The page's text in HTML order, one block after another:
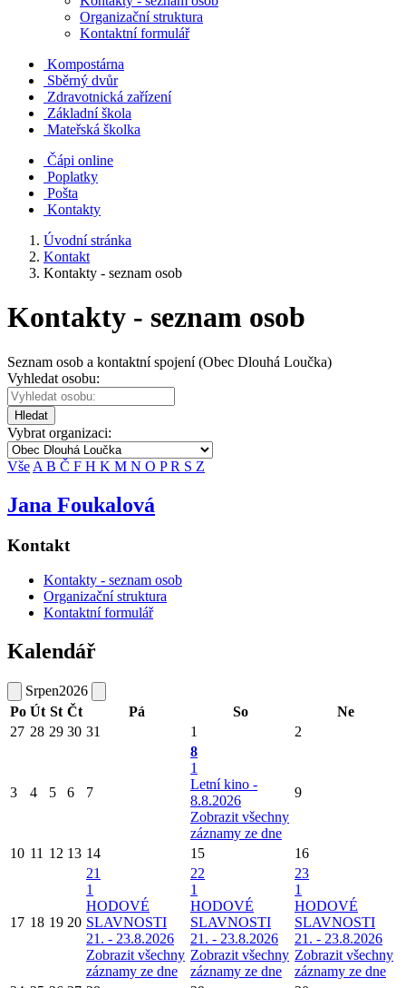
Organizační struktura
Kontaktní formulář
Kompostárna
Sběrný dvůr
Zdravotnická zařízení
Základní škola
Mateřská školka
Čápi online
Poplatky
Pošta
Kontakty
Úvodní stránka
Kontakt
Kontakty - seznam osob
Kontakty - seznam osob
Seznam osob a kontaktní spojení (Obec Dlouhá Loučka)
Vyhledat osobu:
Hledat
Vybrat organizaci:
Vše A B Č F H K M N O PR S Z
Jana Foukalová
Kontakt
Kontakty - seznam osob
Organizační struktura
Kontaktní formulář
Kalendář
Srpen2026
Po Út St Čt Pá So
Ne
27 28 29 30 31 1 2
3 4 5 6 7
8
1
Letní kino -
8.8.2026
Zobrazit všechny
záznamy ze dne
9
10 11 12 13 14 15 16
17 18 19 20
21
1
HODOVÉ
SLAVNOSTI
21. - 23.8.2026
Zobrazit všechny
záznamy ze dne
22
1
HODOVÉ
SLAVNOSTI
21. - 23.8.2026
Zobrazit všechny
záznamy ze dne
23
1
HODOVÉ
SLAVNOSTI
21. - 23.8.2026
Zobrazit všechny
záznamy ze dne